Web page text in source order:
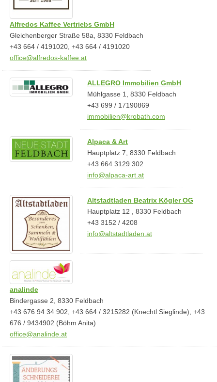
Alfredos Kaffee Vertriebs GmbH
Gleichenberger Straße 58a, 8330 Feldbach
+43 664 / 4191020, +43 664 / 4191020
office@alfredos-kaffee.at
ALLEGRO Immobilien GmbH
Mühlgasse 1, 8330 Feldbach
+43 699 / 17190869
immobilien@krobath.com
Alpaca & Art
Hauptplatz 7, 8330 Feldbach
+43 664 3129 302
info@alpaca-art.at
Altstadtladen Beatrix Kögler OG
Hauptplatz 12 , 8330 Feldbach
+43 3152 / 4208
info@altstadtladen.at
analinde
Bindergasse 2, 8330 Feldbach
+43 676 94 34 902, +43 664 / 3215282 (Knechtl Sieglinde); +43
676 / 9434902 (Böhm Anita)
office@analinde.at